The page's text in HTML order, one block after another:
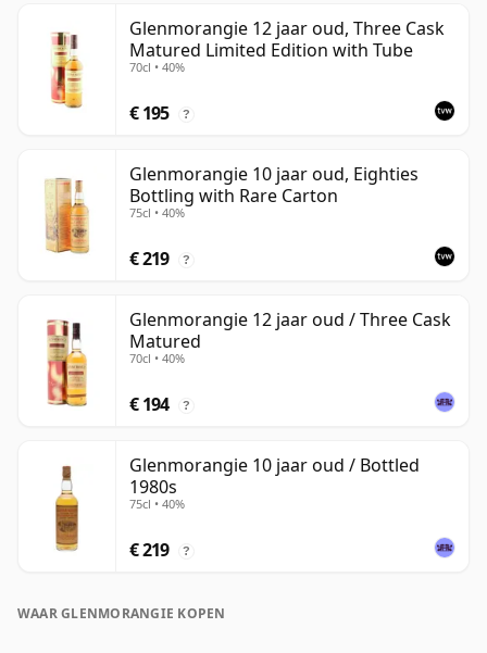
Glenmorangie 12 jaar oud, Three Cask
Matured Limited Edition with Tube
70cl • 40%
€ 195 ?
Glenmorangie 10 jaar oud, Eighties
Bottling with Rare Carton
75cl • 40%
€ 219 ?
Glenmorangie 12 jaar oud / Three Cask
Matured
70cl • 40%
€ 194 ?
Glenmorangie 10 jaar oud / Bottled
1980s
75cl • 40%
€ 219 ?
WAAR GLENMORANGIE KOPEN